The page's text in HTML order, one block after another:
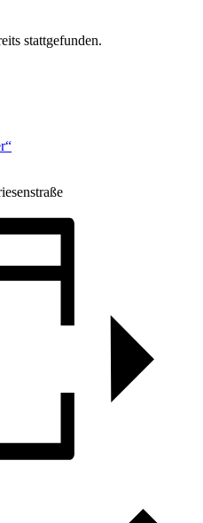
stattgefunden.